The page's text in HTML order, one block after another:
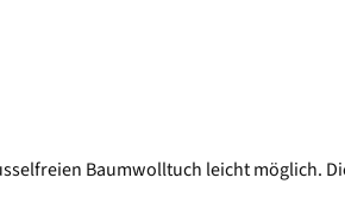
Baumwolltuch leicht möglich.